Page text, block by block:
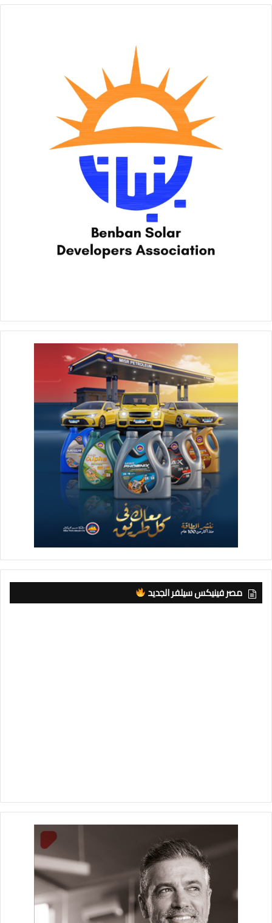
مصر فينيكس سيلفر الجديد